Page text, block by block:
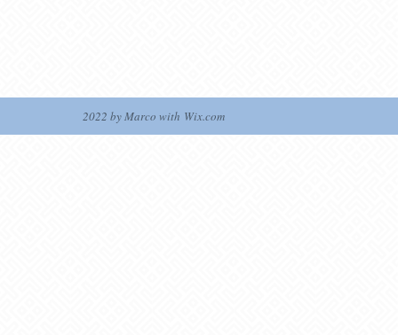
2022 by Marco with Wix.com